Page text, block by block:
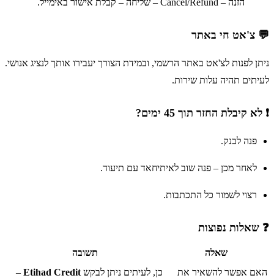
💬 צ'אט חי באתר
ניתן לפנות לצ'אט באתר הרשמי, ובמידת הצורך יעבירו אותך לנציג אנושי.
לעיתים תהיה עלות שירות.
❗ לא קיבלת החזר תוך 45 ימים?
פנה לבנק.
לאחר מכן – פנה שוב לאיתיחאד עם תיעוד.
רצוי לשמור כל התכתבות.
❓ שאלות נפוצות
שאלה
תשובה
האם אפשר להשאיר את
כן, לעיתים ניתן לבקש Etihad Credit
–